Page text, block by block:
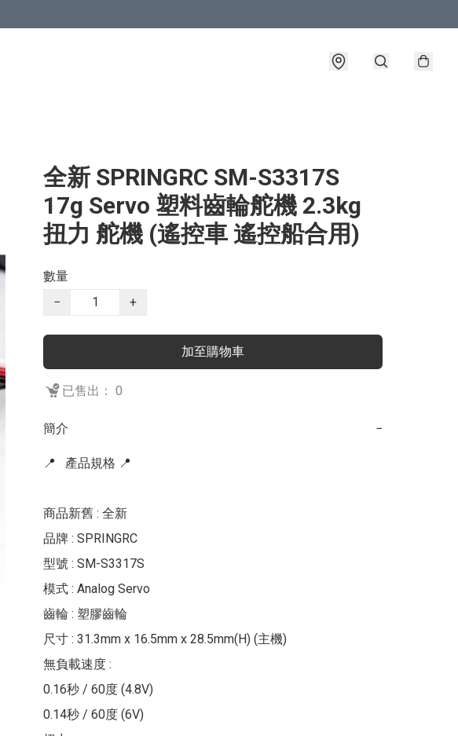
全新 SPRINGRC SM-S3317S
17g Servo 塑料齒輪舵機 2.3kg
扭力 舵機 (遙控車 遙控船合用)
數量
−
+
加至購物車
已售出： 0
簡介 −
📍   產品規格 📍
商品新舊 : 全新
品牌 : SPRINGRC
型號 : SM-S3317S
模式 : Analog Servo
齒輪 : 塑膠齒輪
尺寸 : 31.3mm x 16.5mm x 28.5mm(H) (主機)
無負載速度 :
0.16秒 / 60度 (4.8V)
0.14秒 / 60度 (6V)